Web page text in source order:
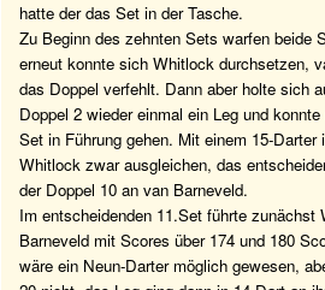
hatte der das Set in der Tasche.
Zu Beginn des zehnten Sets warfen beide
erneut konnte sich Whitlock durchsetzen,
das Doppel verfehlt. Dann aber holte sich
Doppel 2 wieder einmal ein Leg und
Set in Führung gehen. Mit einem 15-Darter
Whitlock zwar ausgleichen, das
der Doppel 10 an van Barneveld.
Im entscheidenden 11.Set führte
Barneveld mit Scores über 174 und 180
wäre ein Neun-Darter möglich gewesen,